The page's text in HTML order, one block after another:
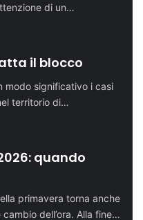
di un…
il blocco
modo significativo i casi
territorio di…
quando
primavera torna anche
dell’ora. Alla fine…